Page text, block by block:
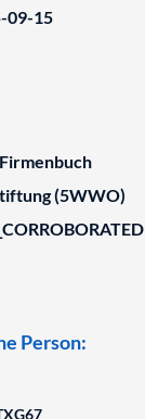
09-15
(5WWO)
Person: